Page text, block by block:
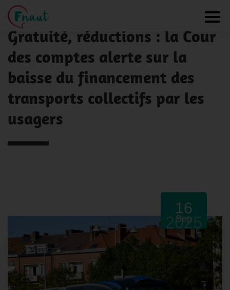
Panneau de gestion des cookies
NOS ACTUALITÉS
Gratuité, réductions : la Cour
des comptes alerte sur la
baisse du financement des
transports collectifs par les
usagers
16
Sep
2025